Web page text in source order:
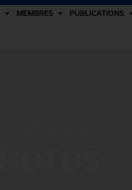
MEMBRES PUBLICATIONS